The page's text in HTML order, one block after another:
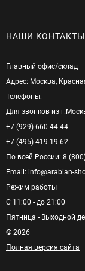
НАШИ КОНТАКТЫ
Главный офис/cклад
Адрес: Москва,
Телефоны:
Для звонков из
+7 (929) 660-44-44
+7 (495) 419-19-62
По всей России: 8
Email: info@arabian-
Режим pаботы
С 11:00 - до 21:00
Пятница - Выходной
© 2026
Полная версия сайта